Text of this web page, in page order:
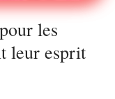
les
leur esprit